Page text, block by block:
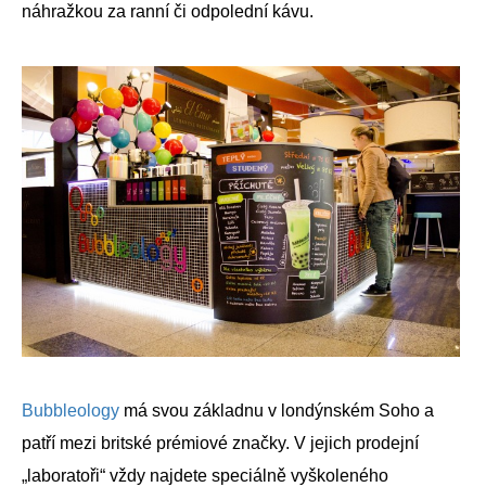
náhražkou za ranní či odpolední kávu.
Bubbleology má svou základnu v londýnském Soho a
patří mezi britské prémiové značky. V jejich prodejní
„laboratoři“ vždy najdete speciálně vyškoleného